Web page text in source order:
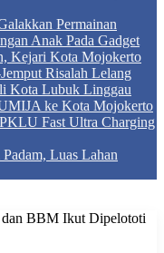
Permainan
Anak Pada Gadget
Kejari Kota Mojokerto
Risalah Lelang
Kota Lubuk Linggau
ke Kota Mojokerto
Fast Ultra Charging
Luas Lahan
BBM Ikut Dipelototi